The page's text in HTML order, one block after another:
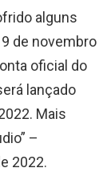
alguns
de novembro
oficial do
lançado
Mais
–
2022.